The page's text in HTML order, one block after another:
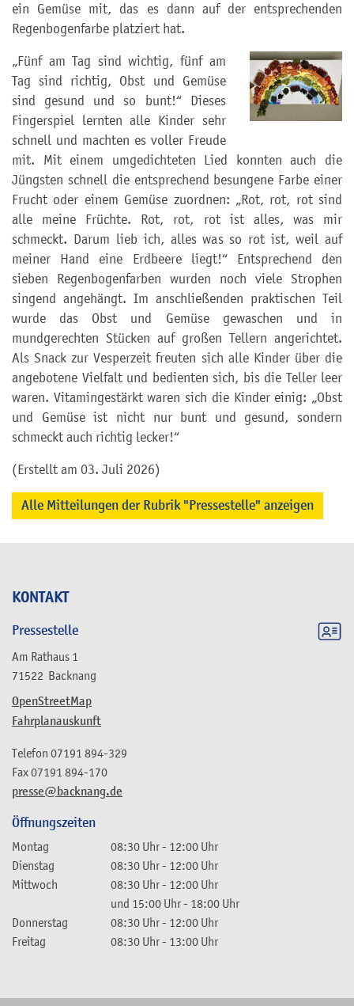
KONTAKT
Pressestelle
Am Rathaus 1
71522 Backnang
OpenStreetMap
Fahrplanauskunft
presse@backnang.de
Telefon 07191 894-329
Fax07191 894-170
Öffnungszeiten
Montag 08:30 Uhr- 12:00 Uhr
Dienstag
08:30 Uhr- 12:00 Uhr
Mittwoch
08:30 Uhr- 12:00 Uhr
und 15:00 Uhr- 18:00 Uhr
Donnerstag
08:30 Uhr- 12:00 Uhr
Freitag
08:30 Uhr- 13:00 Uhr
ein Gemüse mit, das es dann auf der entsprechenden
Regenbogenfarbe platziert hat.
„Fünf am Tag sind wichtig, fünf am
Tag sind richtig, Obst und Gemüse
sind gesund und so bunt!“ Dieses
Fingerspiel lernten alle Kinder sehr
schnell und machten es voller Freude
mit. Mit einem umgedichteten Lied konnten auch die
Jüngsten schnell die entsprechend besungene Farbe einer
Frucht oder einem Gemüse zuordnen: „Rot, rot, rot sind
alle meine Früchte. Rot, rot, rot ist alles, was mir
schmeckt. Darum lieb ich, alles was so rot ist, weil auf
meiner Hand eine Erdbeere liegt!“ Entsprechend den
sieben Regenbogenfarben wurden noch viele Strophen
singend angehängt. Im anschließenden praktischen Teil
wurde das Obst und Gemüse gewaschen und in
mundgerechten Stücken auf großen Tellern angerichtet.
Als Snack zur Vesperzeit freuten sich alle Kinder über die
angebotene Vielfalt und bedienten sich, bis die Teller leer
waren. Vitamingestärkt waren sich die Kinder einig: „Obst
und Gemüse ist nicht nur bunt und gesund, sondern
schmeckt auch richtig lecker!“
(Erstellt am 03. Juli 2026)
Alle Mitteilungen der Rubrik "Pressestelle" anzeigen